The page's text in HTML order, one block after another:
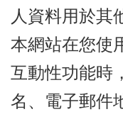
人資料用於其
本網站在您使
互動性功能時
名、電子郵件